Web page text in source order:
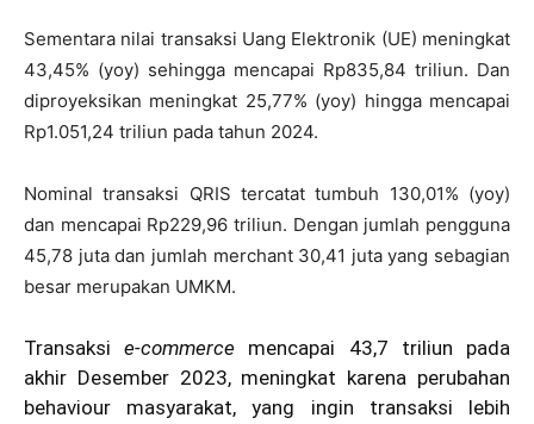
Sementara nilai transaksi Uang Elektronik (UE) meningkat
43,45% (yoy) sehingga mencapai Rp835,84 triliun. Dan
diproyeksikan meningkat 25,77% (yoy) hingga mencapai
Rp1.051,24 triliun pada tahun 2024.
Nominal transaksi QRIS tercatat tumbuh 130,01% (yoy)
dan mencapai Rp229,96 triliun. Dengan jumlah pengguna
45,78 juta dan jumlah merchant 30,41 juta yang sebagian
besar merupakan UMKM.
Transaksi e-commerce mencapai 43,7 triliun pada
akhir Desember 2023, meningkat karena perubahan
behaviour masyarakat, yang ingin transaksi lebih